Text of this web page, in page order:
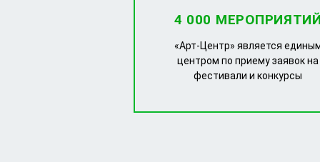
4 000
«Арт-Центр» является
центром по приему заявок на
фестивали и конкурсы